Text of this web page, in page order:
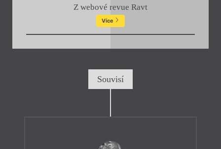
Z webové revue Ravt
Více
Souvisí